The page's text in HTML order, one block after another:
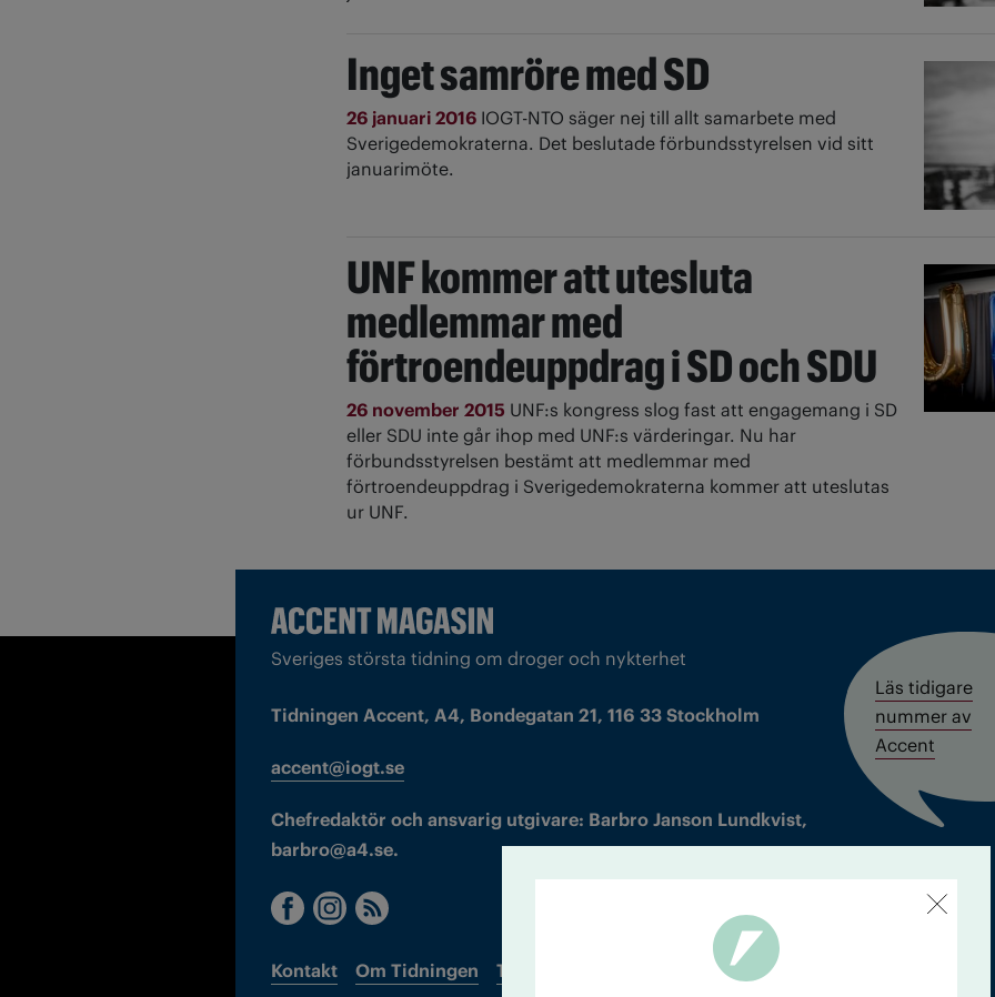
Inget samröre med SD
26 januari 2016 IOGT-NTO säger nej till allt samarbete med
Sverigedemokraterna. Det beslutade förbundsstyrelsen vid sitt
januarimöte.
UNF kommer att utesluta
medlemmar med
förtroendeuppdrag i SD och SDU
26 november 2015 UNF:s kongress slog fast att engagemang i SD
eller SDU inte går ihop med UNF:s värderingar. Nu har
förbundsstyrelsen bestämt att medlemmar med
förtroendeuppdrag i Sverigedemokraterna kommer att uteslutas
ur UNF.
Sveriges största tidning om droger och nykterhet
Tidningen Accent, A4, Bondegatan 21, 116 33 Stockholm
accent@iogt.se
Chefredaktör och ansvarig utgivare: Barbro Janson Lundkvist,
barbro@a4.se.
Kontakt Om Tidningen Tidningsarkiv In English
Läs tidigare
nummer av
Accent